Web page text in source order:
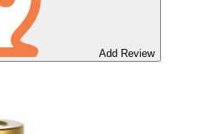
Add Review